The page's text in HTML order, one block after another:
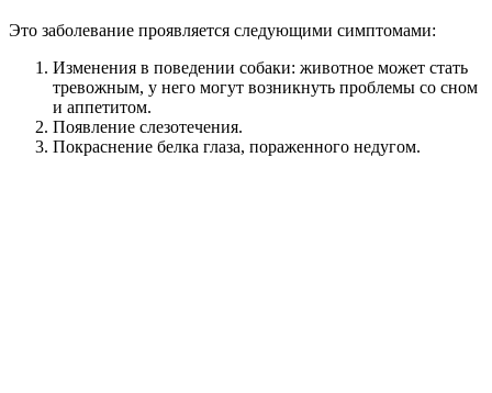
Это заболевание проявляется следующими симптомами:
Изменения в поведении собаки: животное может стать
тревожным, у него могут возникнуть проблемы со сном
и аппетитом.
Появление слезотечения.
Покраснение белка глаза, пораженного недугом.